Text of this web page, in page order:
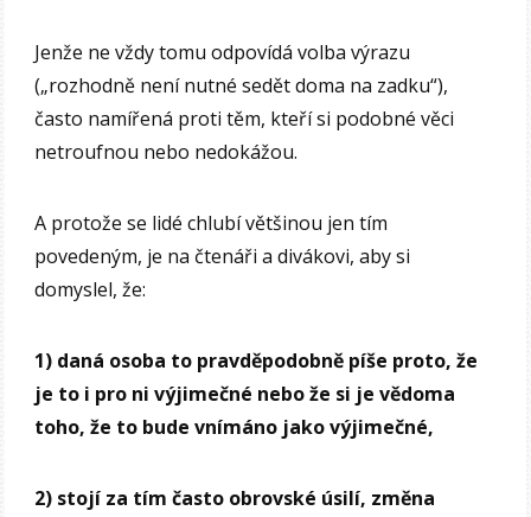
Jenže ne vždy tomu odpovídá volba výrazu
(„rozhodně není nutné sedět doma na zadku“),
často namířená proti těm, kteří si podobné věci
netroufnou nebo nedokážou.
A protože se lidé chlubí většinou jen tím
povedeným, je na čtenáři a divákovi, aby si
domyslel, že:
1) daná osoba to pravděpodobně píše proto, že
je to i pro ni výjimečné nebo že si je vědoma
toho, že to bude vnímáno jako výjimečné,
2) stojí za tím často obrovské úsilí, změna